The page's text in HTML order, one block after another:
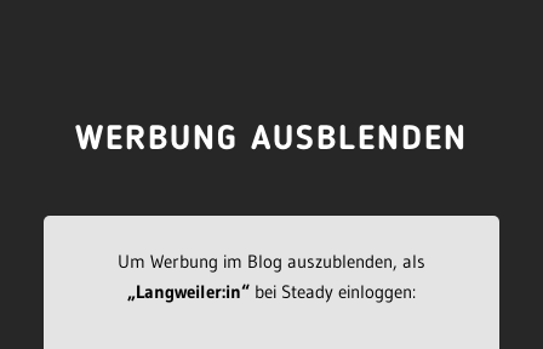
WERBUNG AUSBLENDEN
Um Werbung im Blog auszublenden, als
„Langweiler:in“bei Steady einloggen: